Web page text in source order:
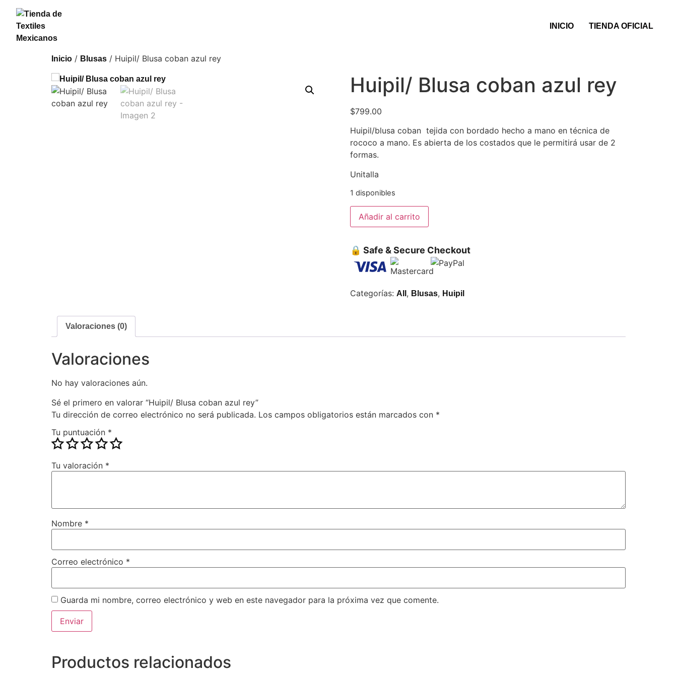
INICIO TIENDA OFICIAL
Inicio / Blusas / Huipil/ Blusa coban azul rey
Huipil/ Blusa coban azul rey
$799.00
Huipil/blusa coban tejida con bordado hecho a mano en técnica de
rococo a mano. Es abierta de los costados que le permitirá usar de 2
formas.
Unitalla
1 disponibles
Añadir al carrito
🔒 Safe & Secure Checkout
Categorías: All , Blusas, Huipil
Valoraciones (0)
Valoraciones
No hay valoraciones aún.
Sé el primero en valorar “Huipil/ Blusa coban azul rey”
Tu dirección de correo electrónico no será publicada. Los campos obligatorios están marcados con *
Tu puntuación *
Tu valoración *
Nombre *
Correo electrónico *
Guarda mi nombre, correo electrónico y web en este navegador para la próxima vez que comente.
Productos relacionados